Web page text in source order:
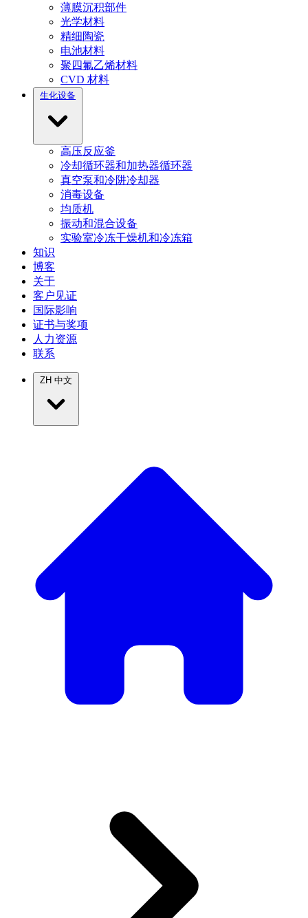
薄膜沉积部件
光学材料
精细陶瓷
电池材料
聚四氟乙烯材料
CVD 材料
生化设备
高压反应釜
冷却循环器和加热器循环器
真空泵和冷阱冷却器
消毒设备
均质机
振动和混合设备
实验室冷冻干燥机和冷冻箱
知识
博客
关于
客户见证
国际影响
证书与奖项
人力资源
联系
ZH 中文